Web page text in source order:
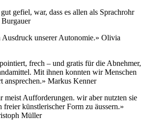
gefiel, war, dass es allen als Sprachrohr
unserer Autonomie.» Olivia
frech – und gratis für die Abnehmer,
Mit ihnen konnten wir Menschen
ansprechen.» Markus Kenner
meist Aufforderungen. wir aber nutzten sie
freier künstlerischer Form zu äussern.»
Müller